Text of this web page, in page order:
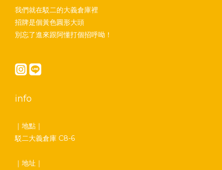
我們就在駁二的大義倉庫裡
招牌是個黃色圓形大頭
別忘了進來跟阿懂打個招呼呦！
info
｜地點｜
駁二大義倉庫 C8-6
｜地址｜